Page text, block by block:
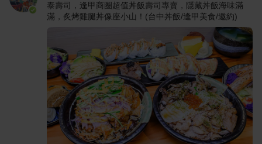
泰壽司，逢甲商圈超值丼飯壽司專賣，隱藏丼飯海味滿
滿，炙烤雞腿丼像座小山！(台中丼飯/逢甲美食/邀約)